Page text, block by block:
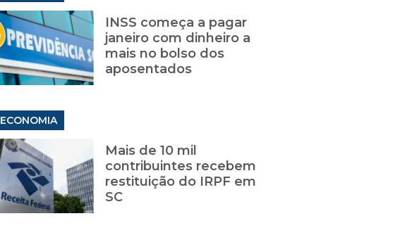
INSS começa a pagar
janeiro com dinheiro a
mais no bolso dos
aposentados
ECONOMIA
Mais de 10 mil
contribuintes recebem
restituição do IRPF em
SC